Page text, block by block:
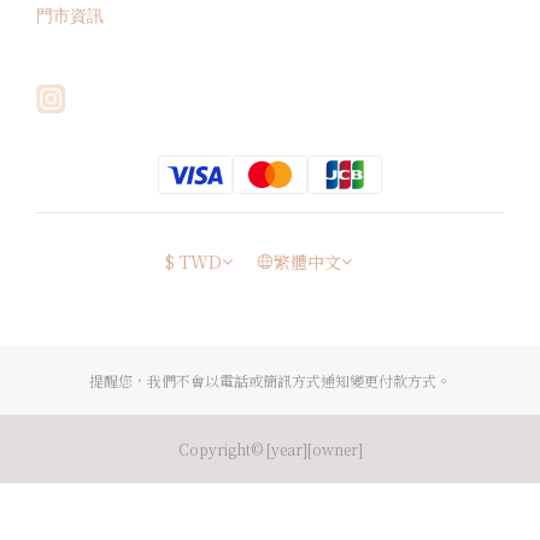
門市資訊
$ TWD 繁體中文
提醒您，我們不會以電話或簡訊方式通知變更付款方式。
Copyright© [year][owner]